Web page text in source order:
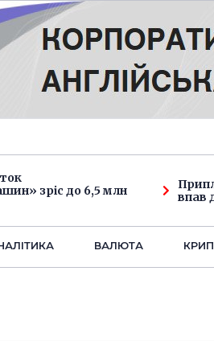
зріс до 6,5 млн
впав
ВАЛЮТА